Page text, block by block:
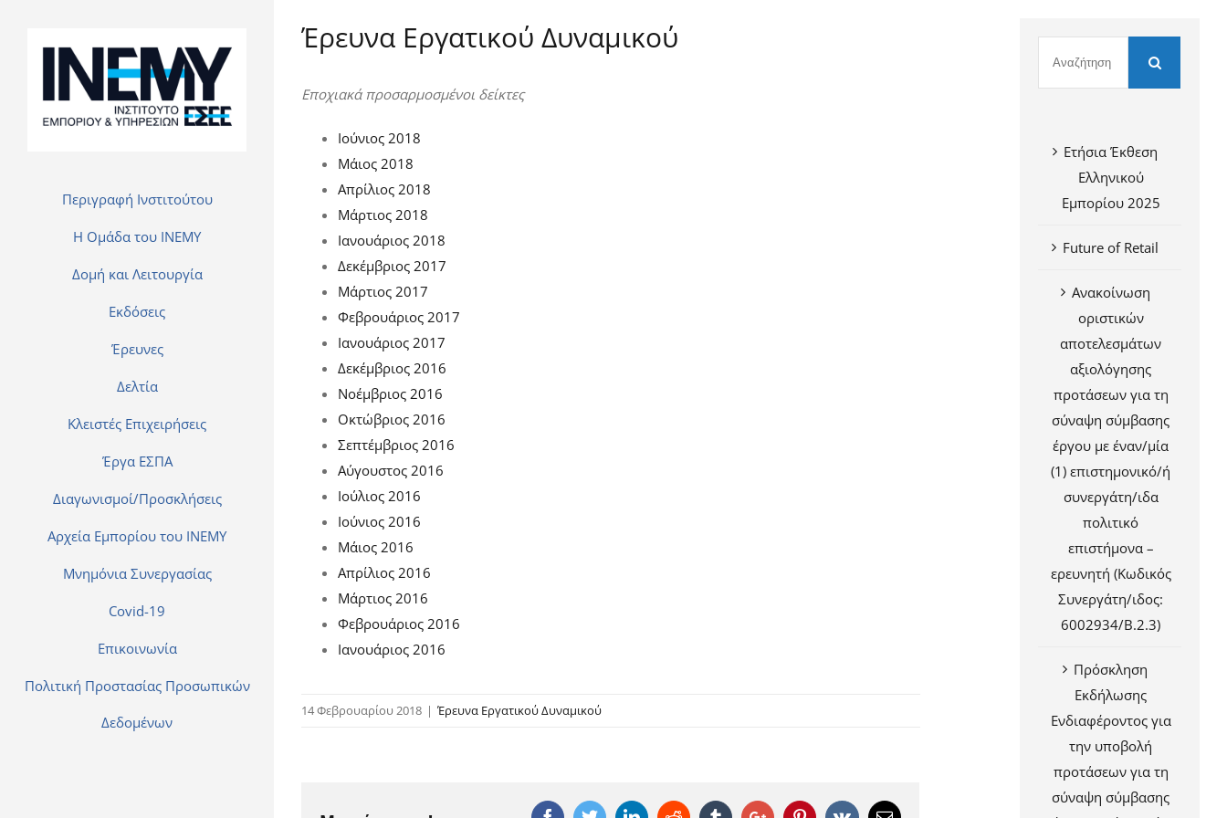
Περιγραφή Ινστιτούτου
H Ομάδα του INEMY
Δομή και Λειτουργία
Εκδόσεις
Έρευνες
Δελτία
Κλειστές Επιχειρήσεις
Έργα ΕΣΠΑ
Διαγωνισμοί/Προσκλήσεις
Αρχεία Εμπορίου του ΙΝΕΜΥ
Μνημόνια Συνεργασίας
Covid-19
Επικοινωνία
Πολιτική Προστασίας Προσωπικών
Δεδομένων
Έρευνα Εργατικού Δυναμικού
Εποχιακά προσαρμοσμένοι δείκτες
Ιούνιος 2018
Μάιος 2018
Απρίλιος 2018
Μάρτιος 2018
Ιανουάριος 2018
Δεκέμβριος 2017
Μάρτιος 2017
Φεβρουάριος 2017
Ιανουάριος 2017
Δεκέμβριος 2016
Νοέμβριος 2016
Οκτώβριος 2016
Σεπτέμβριος 2016
Αύγουστος 2016
Ιούλιος 2016
Ιούνιος 2016
Μάιος 2016
Απρίλιος 2016
Μάρτιος 2016
Φεβρουάριος 2016
Ιανουάριος 2016
14 Φεβρουαρίου 2018 | Έρευνα Εργατικού Δυναμικού
Ετήσια Έκθεση
Ελληνικού
Εμπορίου 2025
Future of Retail
Ανακοίνωση
οριστικών
αποτελεσμάτων
αξιολόγησης
προτάσεων για τη
σύναψη σύμβασης
έργου με έναν/μία
(1) επιστημονικό/ή
συνεργάτη/ιδα
πολιτικό
επιστήμονα –
ερευνητή (Κωδικός
Συνεργάτη/ιδος:
6002934/Β.2.3)
Πρόσκληση
Εκδήλωσης
Ενδιαφέροντος για
την υποβολή
προτάσεων για τη
σύναψη σύμβασης